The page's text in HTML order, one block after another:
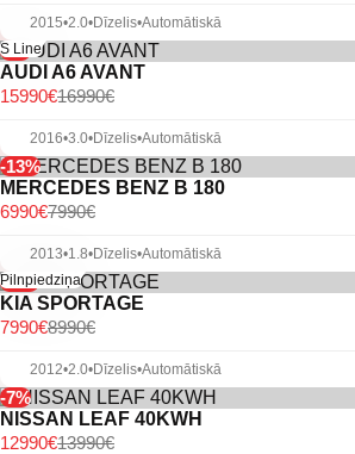
2015•2.0•Dīzelis•Automātiskā
-6%
S Line
AUDI A6 AVANT
16990€
15990€
2016•3.0•Dīzelis•Automātiskā
-13%
MERCEDES BENZ B 180
7990€
6990€
2013•1.8•Dīzelis•Automātiskā
-11%
Pilnpiedziņa
KIA SPORTAGE
8990€
7990€
2012•2.0•Dīzelis•Automātiskā
-7%
NISSAN LEAF 40KWH
13990€
12990€